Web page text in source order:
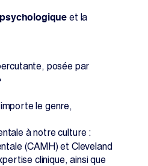
et la
posée par
le genre,
à notre culture :
(CAMH) et Cleveland
clinique, ainsi que